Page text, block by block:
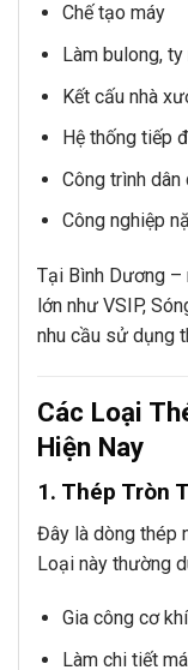
Chế tạo máy
Làm bulong, ty
Kết cấu nhà
Hệ thống tiếp
Công trình dân
Công nghiệp
Tại Bình Dương –
lớn như VSIP,
nhu cầu sử dụng
Các Loại
Hiện Nay
1. Thép Tròn
Đây là dòng thép
Loại này thường
Gia công cơ khí
Làm chi tiết